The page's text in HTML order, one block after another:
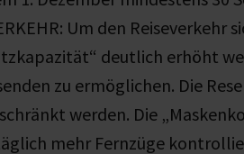
Um den Reiseverkehr
deutlich erhöht
zu ermöglichen. Die
werden. Die
mehr Fernzüge